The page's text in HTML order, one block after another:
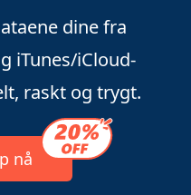
dine fra
iTunes/iCloud-
raskt og trygt.
nå